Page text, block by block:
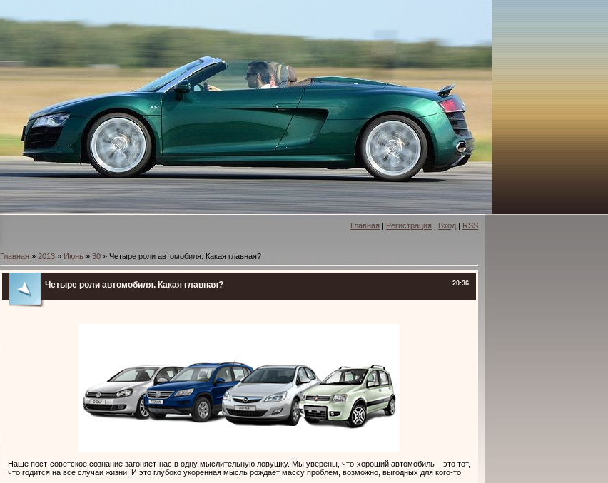
Главная | Регистрация | Вход | RSS
Главная » 2013 » Июнь » 30 » Четыре роли автомобиля. Какая главная?
20:36
Четыре роли автомобиля. Какая главная?
Наше пост-советское сознание загоняет нас в одну мыслительную ловушку. Мы уверены, что хороший автомобиль – это тот,
что годится на все случаи жизни. И это глубоко укоренная мысль рождает массу проблем, возможно, выгодных для кого-то.